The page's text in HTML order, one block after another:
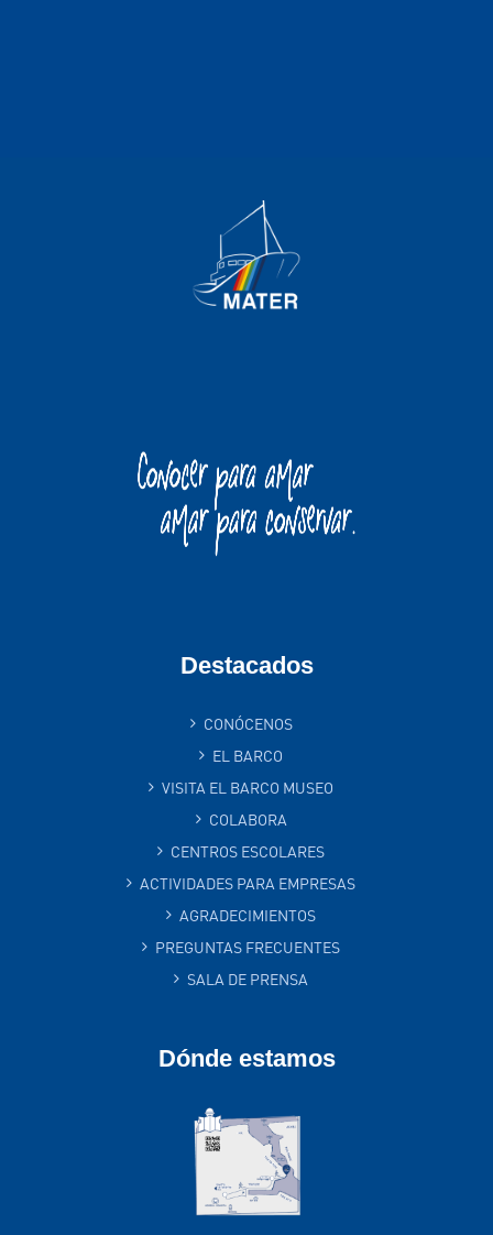
Destacados
CONÓCENOS
EL BARCO
VISITA EL BARCO MUSEO
COLABORA
CENTROS ESCOLARES
ACTIVIDADES PARA EMPRESAS
AGRADECIMIENTOS
PREGUNTAS FRECUENTES
SALA DE PRENSA
Dónde estamos